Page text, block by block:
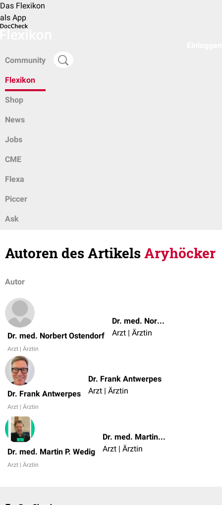
Das Flexikon
als App
Community
Flexikon
Shop
News
Jobs
CME
Flexa
Piccer
Ask
Autoren des ArtikelsAryhöcker
Autor
Dr. med. Norbert Ostendorf
Arzt | Ärztin
Dr. med. Norbert Ostendorf
Arzt | Ärztin
Dr. Frank Antwerpes
Arzt | Ärztin
Dr. Frank Antwerpes
Arzt | Ärztin
Dr. med. Martin P. Wedig
Arzt | Ärztin
Dr. med. Martin P. Wedig
Arzt | Ärztin